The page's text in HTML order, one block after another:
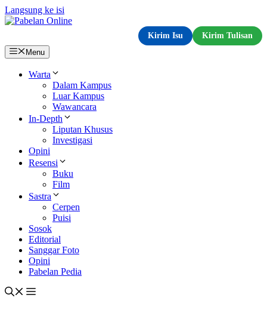
Langsung ke isi
Kirim Isu
Kirim Tulisan
Menu
Warta
Dalam Kampus
Luar Kampus
Wawancara
In-Depth
Liputan Khusus
Investigasi
Opini
Resensi
Buku
Film
Sastra
Cerpen
Puisi
Sosok
Editorial
Sanggar Foto
Opini
Pabelan Pedia